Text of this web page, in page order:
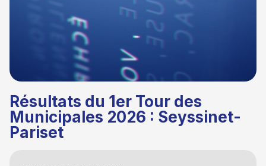
Résultats du 1er Tour des
Municipales 2026 : Seyssinet-
Pariset